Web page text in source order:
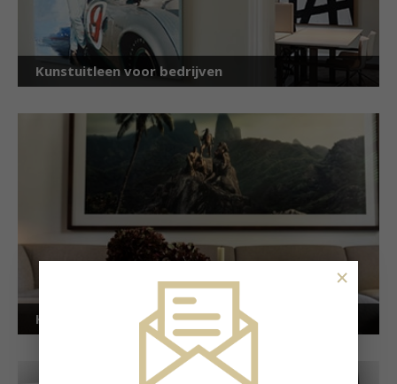
Kunstuitleen voor bedrijven
Kunstuitleen voor particulieren
×